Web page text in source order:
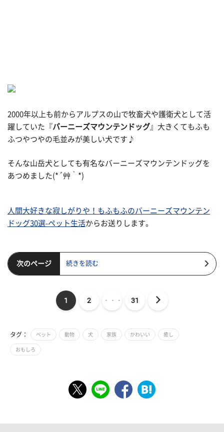
2000年以上も前からアルプスの山で牧畜犬や護衛犬として活
躍していた『バーニーズマウンテンドッグ 』大きくてもふも
ふつやつやの毛並みが美しい犬です♪
そんな山岳犬としても有名なバーニーズマウンテンドッグを
あつめました(*´艸｀*)
人間大好きな寂しがりや！もふもふのバーニーズマウンテン
ドッグ30選-ペット生活からお送りします。
次のページ 続きを読む
1 2 ・・・ 31
タグ： ペット 動物 犬 家族 かわいい 癒し
おもしろ